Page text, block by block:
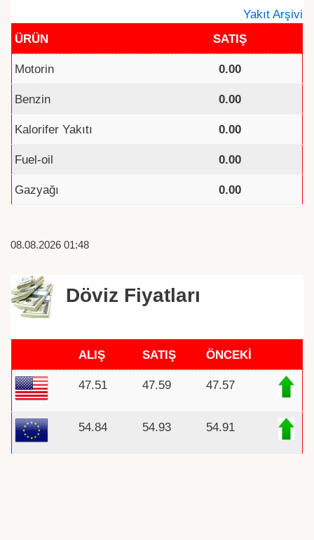
Yakıt Arşivi
ÜRÜN
SATIŞ
Motorin 0.00
Benzin 0.00
Kalorifer Yakıtı 0.00
Fuel-oil 0.00
Gazyağı 0.00
08.08.2026 01:48
Döviz Fiyatları
ALIŞ SATIŞ ÖNCEKİ
47.51 47.59 47.57
54.84 54.93 54.91